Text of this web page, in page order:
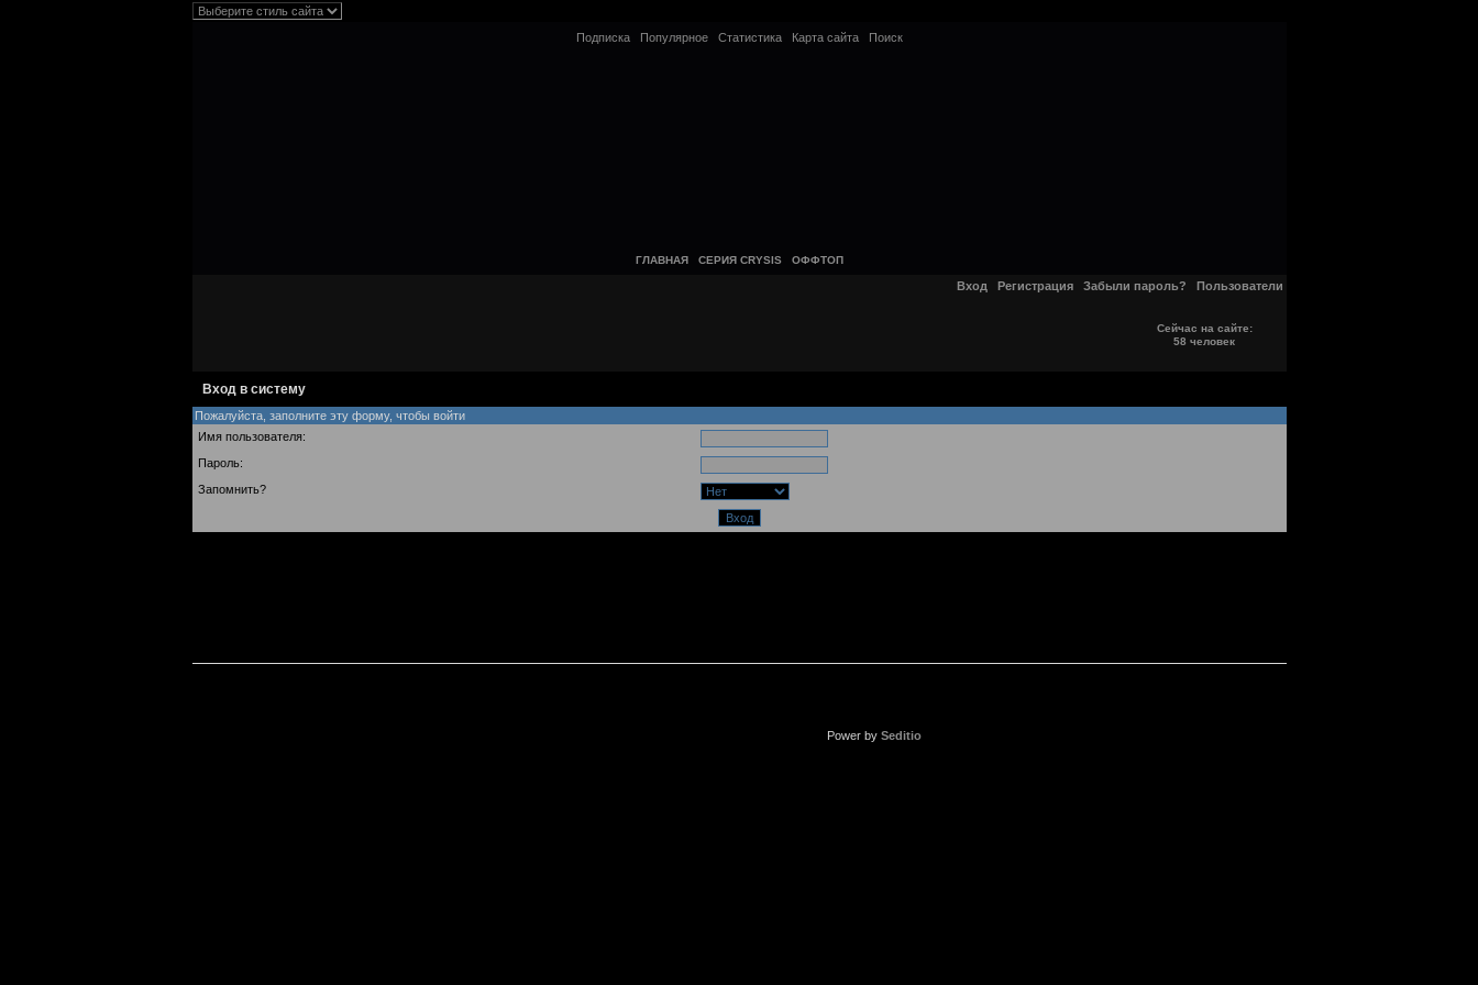
Подписка Популярное Статистика Карта сайта Поиск
ГЛАВНАЯ СЕРИЯ CRYSIS ОФФТОП
Вход Регистрация Забыли пароль? Пользователи
Сейчас на сайте:
58 человек
Вход в систему
Пожалуйста, заполните эту форму, чтобы войти
Имя пользователя:
Пароль:
Запомнить?
Power by Seditio